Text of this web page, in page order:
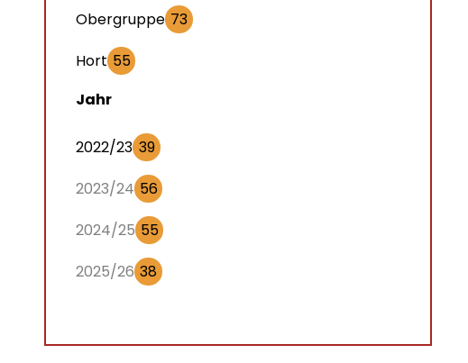
Obergruppe 73
Hort 55
Jahr
2022/23 39
2023/24 56
2024/25 55
2025/26 38